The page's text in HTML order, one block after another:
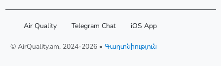
Air Quality Telegram Chat iOS App
© AirQuality.am, 2024-2026 • Գաղտնիություն